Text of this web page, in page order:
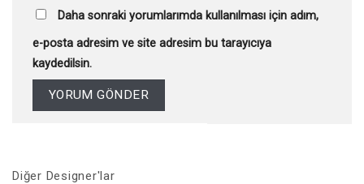
Daha sonraki yorumlarımda kullanılması için adım,
e-posta adresim ve site adresim bu tarayıcıya
kaydedilsin.
Diğer Designer'lar